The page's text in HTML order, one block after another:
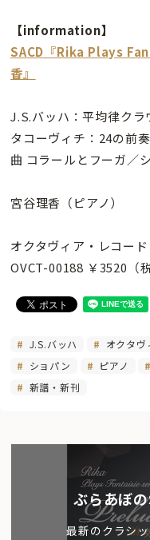
【information】
SACD『Rika Plays
香』
J.S.バッハ：平均律ク
タコーヴィチ：24の前
曲 コラールとフーガ／
宮谷理香（ピアノ）
オクタヴィア・レコード
OVCT-00188 ￥3520（税
J.S.バッハ オクタヴ
ショパン
ピアノ
新譜・新刊
ぶらあぼ
最新のクラシ